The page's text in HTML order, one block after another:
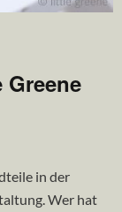
in der
Wer hat